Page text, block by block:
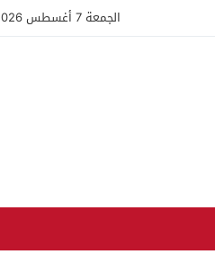
الجمعة 7 أغسطس 2026 - 13:34 مساءً